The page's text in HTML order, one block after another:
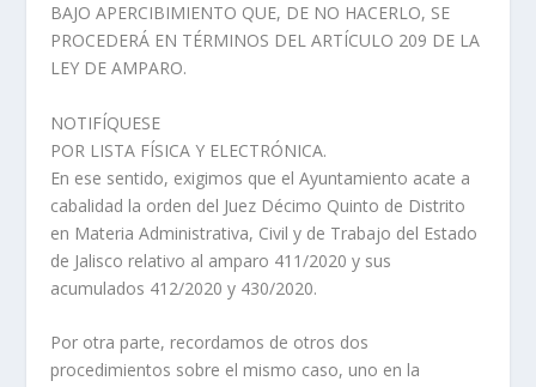
BAJO APERCIBIMIENTO QUE, DE NO HACERLO, SE
PROCEDERÁ EN TÉRMINOS DEL ARTÍCULO 209 DE LA
LEY DE AMPARO.
NOTIFÍQUESE
POR LISTA FÍSICA Y ELECTRÓNICA.
En ese sentido, exigimos que el Ayuntamiento acate a
cabalidad la orden del Juez Décimo Quinto de Distrito
en Materia Administrativa, Civil y de Trabajo del Estado
de Jalisco relativo al amparo 411/2020 y sus
acumulados 412/2020 y 430/2020.
Por otra parte, recordamos de otros dos
procedimientos sobre el mismo caso, uno en la